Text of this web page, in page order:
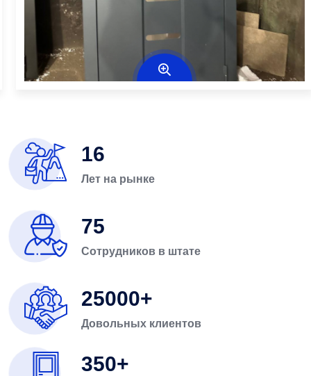
16
Лет на рынке
75
Сотрудников в штате
25000
Довольных клиентов
350